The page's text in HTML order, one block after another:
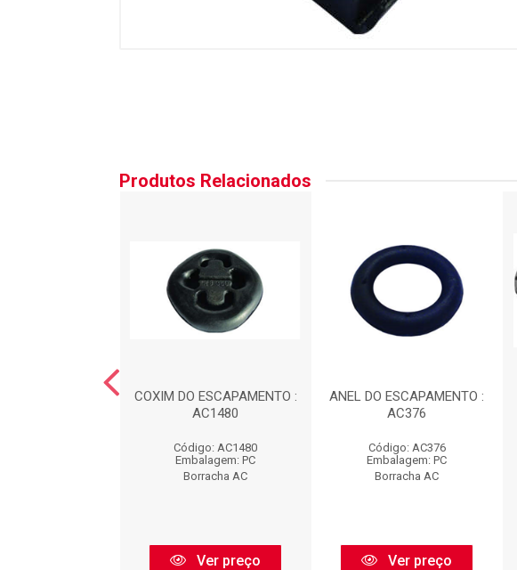
Produtos Relacionados
COXIM DO ESCAPAMENTO :
AC1480
Código: AC1480
Embalagem: PC
Borracha AC
Ver preço
ANEL DO ESCAPAMENTO :
AC376
Código: AC376
Embalagem: PC
Borracha AC
Ver preço